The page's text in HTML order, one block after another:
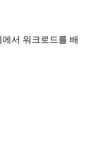
서 워크로드를 배